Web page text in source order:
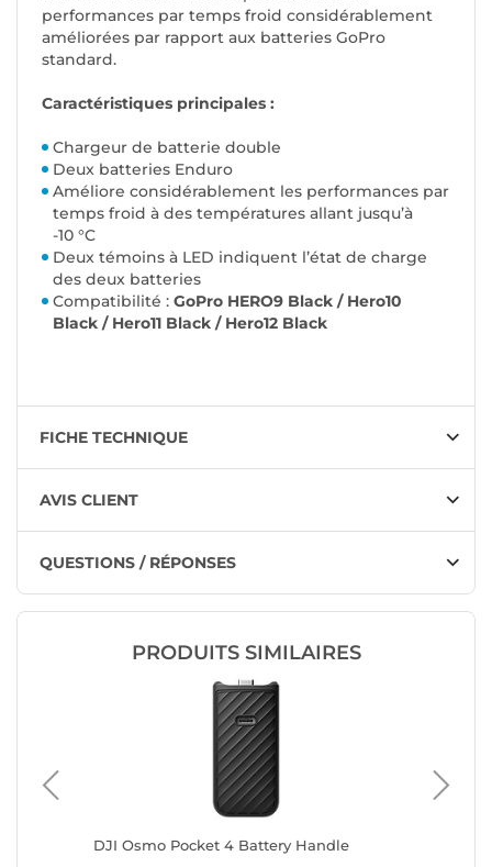
performances par temps froid considérablement
améliorées par rapport aux batteries GoPro
standard.
Caractéristiques principales :
Chargeur de batterie double
Deux batteries Enduro
Améliore considérablement les performances par
temps froid à des températures allant jusqu’à
-10 °C
Deux témoins à LED indiquent l’état de charge
des deux batteries
Compatibilité : GoPro HERO9 Black / Hero10
Black / Hero11 Black / Hero12 Black
FICHE TECHNIQUE
AVIS CLIENT
QUESTIONS / RÉPONSES
PRODUITS SIMILAIRES
DJI Osmo Pocket 4 Battery Handle